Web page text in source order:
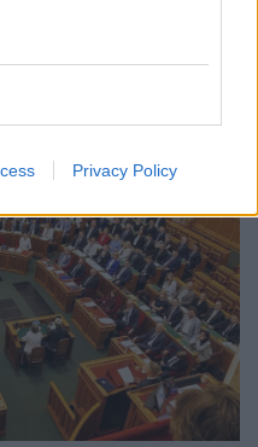
Privacy Policy